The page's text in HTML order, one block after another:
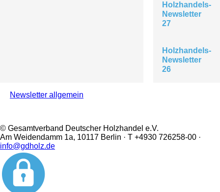
Holzhandels-
Newsletter
27
Holzhandels-
Newsletter
26
Newsletter allgemein
© Gesamtverband Deutscher Holzhandel e.V.
Am Weidendamm 1a, 10117 Berlin · T +4930 726258-00 ·
info@gdholz.de